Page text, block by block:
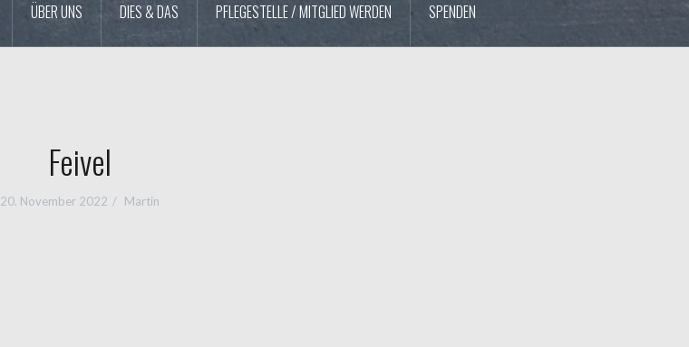
ÜBER UNS DIES & DAS PFLEGESTELLE / MITGLIED WERDEN SPENDEN
Feivel
20. November 2022 Martin